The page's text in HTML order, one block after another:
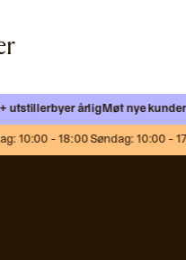
årligMøt nye kunder
10:00 - 18:00 Søndag: 10:00 -